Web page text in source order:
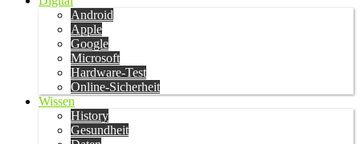
Android
Apple
Google
Microsoft
Hardware-Test
Online-Sicherheit
Wissen
History
Gesundheit